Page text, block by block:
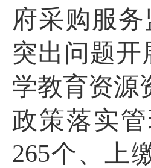
府采购服
突出问题开
学教育资源
政策落实
265个、上